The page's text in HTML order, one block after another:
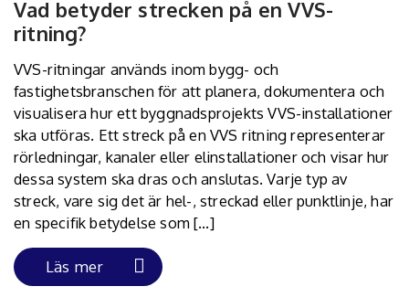
Vad betyder strecken på en VVS-
ritning?
VVS-ritningar används inom bygg- och
fastighetsbranschen för att planera, dokumentera och
visualisera hur ett byggnadsprojekts VVS-installationer
ska utföras. Ett streck på en VVS ritning representerar
rörledningar, kanaler eller elinstallationer och visar hur
dessa system ska dras och anslutas. Varje typ av
streck, vare sig det är hel-, streckad eller punktlinje, har
en specifik betydelse som […]
Läs mer